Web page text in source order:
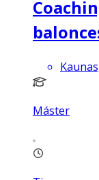
Máster